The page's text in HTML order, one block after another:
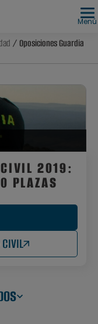
Menú
/ Oposiciones Guardia
CIVIL 2019:
PLAZAS